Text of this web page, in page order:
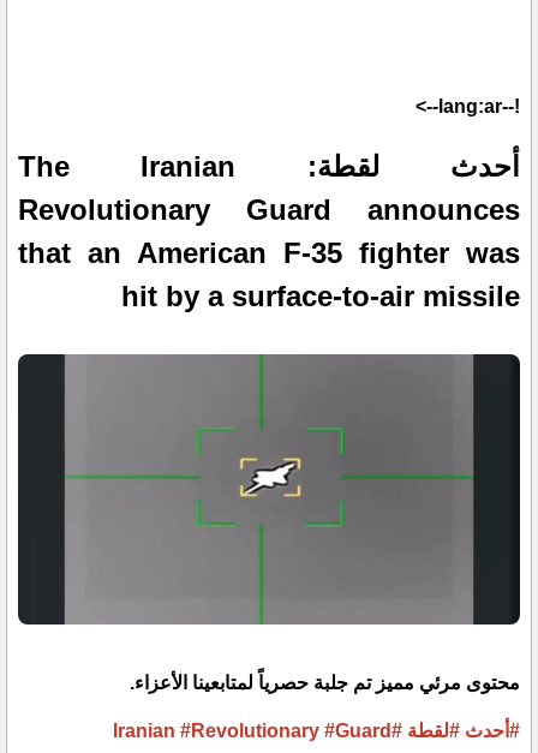
!--lang:ar-->
أحدث لقطة: The Iranian
Revolutionary Guard announces
that an American F-35 fighter was
hit by a surface-to-air missile
محتوى مرئي مميز تم جلبة حصرياً لمتابعينا الأعزاء.
#أحدث #لقطة #Iranian
#Revolutionary #Guard